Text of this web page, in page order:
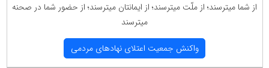
از شما میترسند؛ از ملّت میترسند؛ از ایمانتان میترسند؛ از حضور شما در صحنه
میترسند
واكنش جمعیت اعتلای نهادهای مردمی